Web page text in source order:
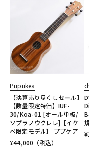
Pupukea
【決算売り尽くしセール】
【数量限定特価】IUF-
30/Koa-01 [オール単板/
ソプラノウクレレ]【イケ
ベ限定モデル】 ププケア
¥44,000 （税込）
¥